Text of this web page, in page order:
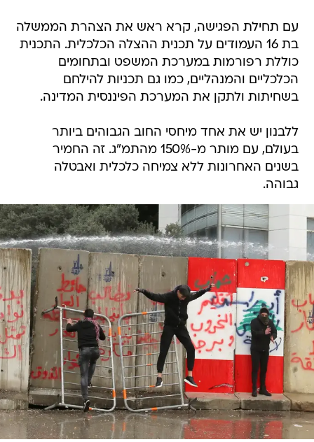
עם תחילת הפגישה, קרא ראש את הצהרת הממשלה
בת 16 העמודים על תכנית ההצלה הכלכלית. התכנית
כוללת רפורמות במערכת המשפט ובתחומים
הכלכליים והמנהליים, כמו גם תכניות להילחם
בשחיתות ולתקן את המערכת הפיננסית המדינה.
ללבנון יש את אחד מיחסי החוב הגבוהים ביותר
בעולם, עם מותר מ-150% מהתמ"ג. זה החמיר
בשנים האחרונות ללא צמיחה כלכלית ואבטלה
גבוהה.